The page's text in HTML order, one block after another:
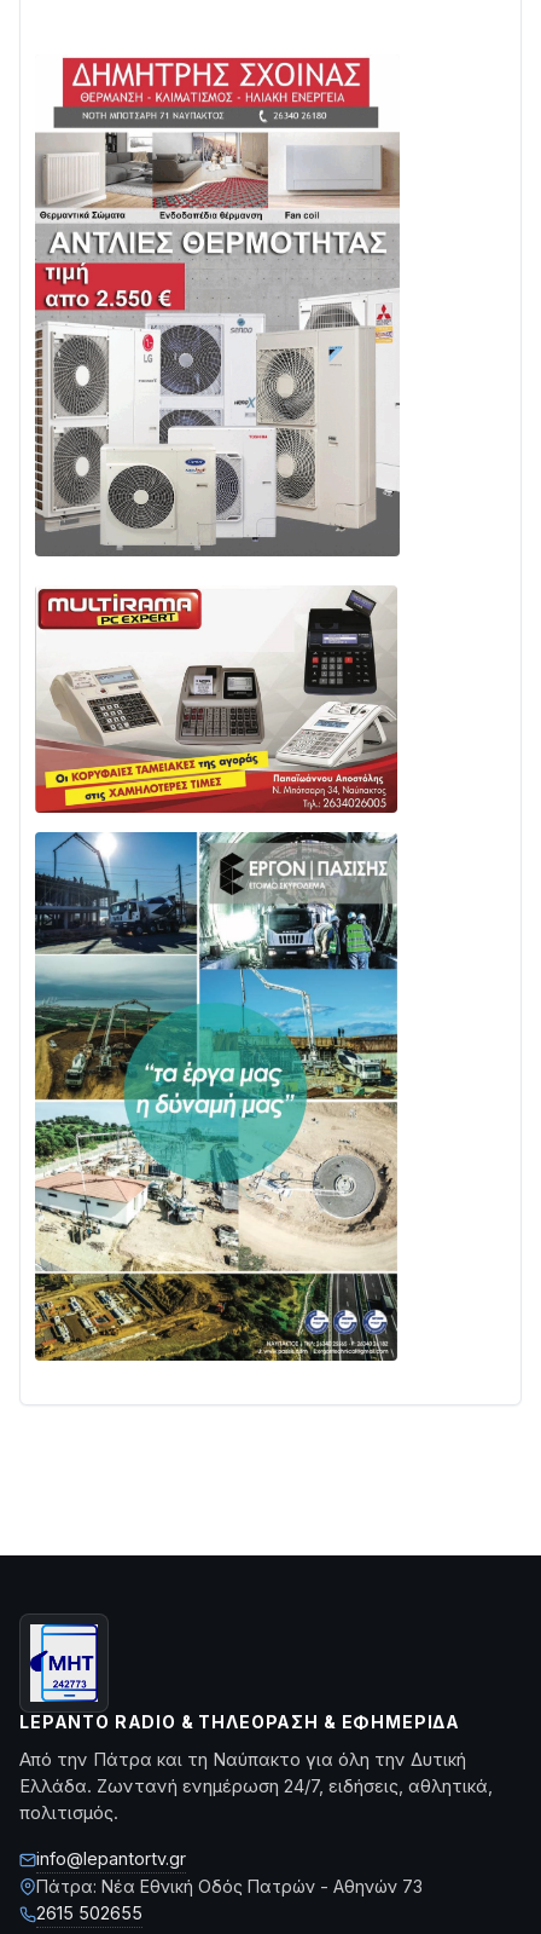
LEPANTO RADIO & ΤΗΛΕΌΡΑΣΗ & ΕΦΗΜΕΡΊΔΑ
Από την Πάτρα και τη Ναύπακτο για όλη την Δυτική
Ελλάδα. Ζωντανή ενημέρωση 24/7, ειδήσεις, αθλητικά,
πολιτισμός.
info@lepantortv.gr
Πάτρα: Νέα Εθνική Οδός Πατρών - Αθηνών 73
2615 502655